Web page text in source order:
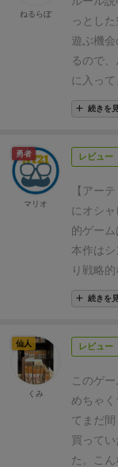
っとし
遊ぶ機会
るので
に入って
階で展
だとい
並みを
続きを
ねるらぼ
レビュー
【アー
にオシ
的ゲー
本作は
り戦略
によっ
がまた
され入
に現代
わるのも
続きを
勇者
マリオ
レビュー
このゲ
めちゃく
てまだ間
買って
た。
こ
仙人
くみ